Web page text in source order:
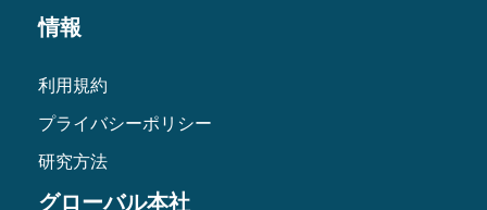
情報
利用規約
プライバシーポリシー
研究方法
グローバル本社